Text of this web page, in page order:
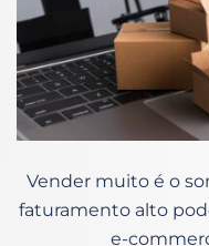
Vender muito é o
faturamento alto
e-